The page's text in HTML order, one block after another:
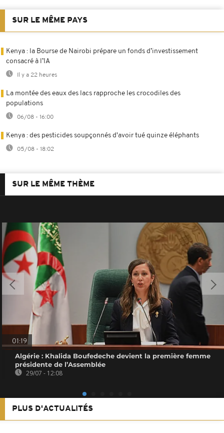
SUR LE MÊME PAYS
Kenya : la Bourse de Nairobi prépare un fonds d’investissement
consacré à l’IA
Il y a 22 heures
La montée des eaux des lacs rapproche les crocodiles des
populations
06/08 - 16:00
Kenya : des pesticides soupçonnés d'avoir tué quinze éléphants
05/08 - 18:02
SUR LE MÊME THÈME
01:19
Algérie : Khalida Boufedeche devient la première femme
présidente de l’Assemblée
29/07 - 12:08
PLUS D'ACTUALITÉS